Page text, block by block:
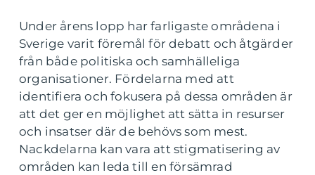
Under årens lopp har farligaste områdena i
Sverige varit föremål för debatt och åtgärder
från både politiska och samhälleliga
organisationer. Fördelarna med att
identifiera och fokusera på dessa områden är
att det ger en möjlighet att sätta in resurser
och insatser där de behövs som mest.
Nackdelarna kan vara att stigmatisering av
områden kan leda till en försämrad